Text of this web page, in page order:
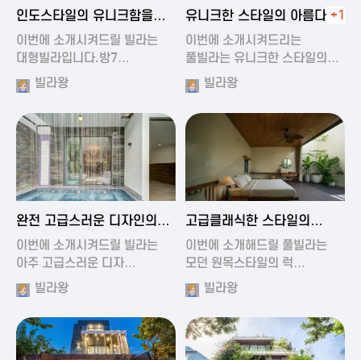
2024-11-19 01:35
인도스타일의 유니크함을
가진 풀빌라
이번에 소개시켜드릴 빌라는
대형빌라입니다.방7…
빌라왕
2024-11-19 00:45
유니크한 스타일의 아름다운
풀빌라
+1
이번에 소개시켜드리는
풀빌라는 유니크한 스타일의…
빌라왕
2024-11-19 01:13
완전 고급스러운 디자인의
빌라
이번에 소개시켜드릴 빌라는
아주 고급스러운 디자…
빌라왕
2024-11-19 00:37
고급클래식한 스타일의
럭셔리 풀빌라
이번에 소개해드릴 풀빌라는
모던 원목스타일의 럭…
빌라왕